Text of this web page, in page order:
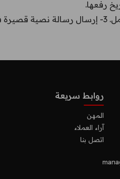
روابط سريعة
المهن
آراء العملاء
اتصل بنا